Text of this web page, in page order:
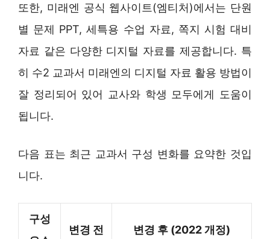
또한, 미래엔 공식 웹사이트(엠티처)에서는 단원
별 문제 PPT, 세특용 수업 자료, 쪽지 시험 대비
자료 같은 다양한 디지털 자료를 제공합니다. 특
히 수2 교과서 미래엔의 디지털 자료 활용 방법이
잘 정리되어 있어 교사와 학생 모두에게 도움이
됩니다.
다음 표는 최근 교과서 구성 변화를 요약한 것입
니다.
구성
변경 전 변경 후 (2022 개정)